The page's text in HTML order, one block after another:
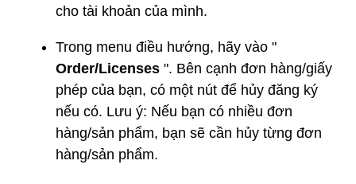
cho tài khoản của mình.
Trong menu điều hướng, hãy vào "
Order/Licenses ". Bên cạnh đơn hàng/giấy
phép của bạn, có một nút để hủy đăng ký
nếu có. Lưu ý: Nếu bạn có nhiều đơn
hàng/sản phẩm, bạn sẽ cần hủy từng đơn
hàng/sản phẩm.